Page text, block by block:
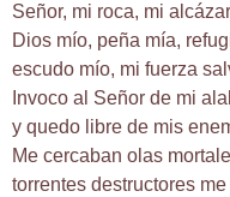
Señor, mi roca, mi
Dios mío, peña mía,
escudo mío, mi fuerza
Invoco al Señor de mi
y quedo libre de mis
Me cercaban olas
torrentes destructores